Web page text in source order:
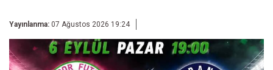
Yayınlanma: 07 Ağustos 2026 19:24